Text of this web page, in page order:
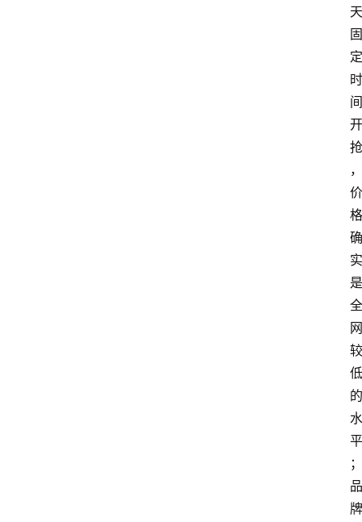
天
固
定
时
间
开
抢
，
价
格
确
实
是
全
网
较
低
的
水
平
；
品
牌